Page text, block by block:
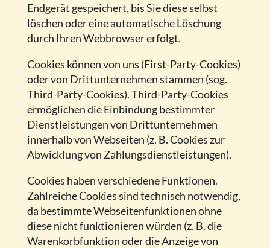
Endgerät gespeichert, bis Sie diese selbst
löschen oder eine automatische Löschung
durch Ihren Webbrowser erfolgt.
Cookies können von uns (First-Party-Cookies)
oder von Drittunternehmen stammen (sog.
Third-Party-Cookies). Third-Party-Cookies
ermöglichen die Einbindung bestimmter
Dienstleistungen von Drittunternehmen
innerhalb von Webseiten (z. B. Cookies zur
Abwicklung von Zahlungsdienstleistungen).
Cookies haben verschiedene Funktionen.
Zahlreiche Cookies sind technisch notwendig,
da bestimmte Webseitenfunktionen ohne
diese nicht funktionieren würden (z. B. die
Warenkorbfunktion oder die Anzeige von